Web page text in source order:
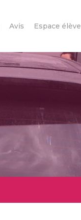
Avis Espace élève